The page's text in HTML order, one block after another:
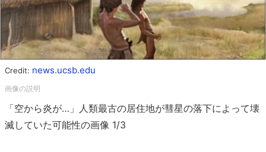
Credit: news.ucsb.edu
「空から炎が…」人類最古の居住地が彗星の落下によって壊
滅していた可能性の画像 1/3